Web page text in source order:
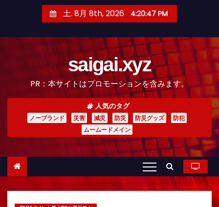
土. 8月 8th, 2026 4:20:49 PM
saigai.xyz
PR：本サイトはプロモーションを含みます。
人気のタグ
ノーブランド 災害 減災 防災 防災グッズ
防犯
ムームードメイン